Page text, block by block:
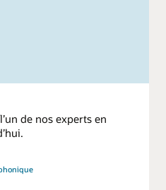
de nos experts en